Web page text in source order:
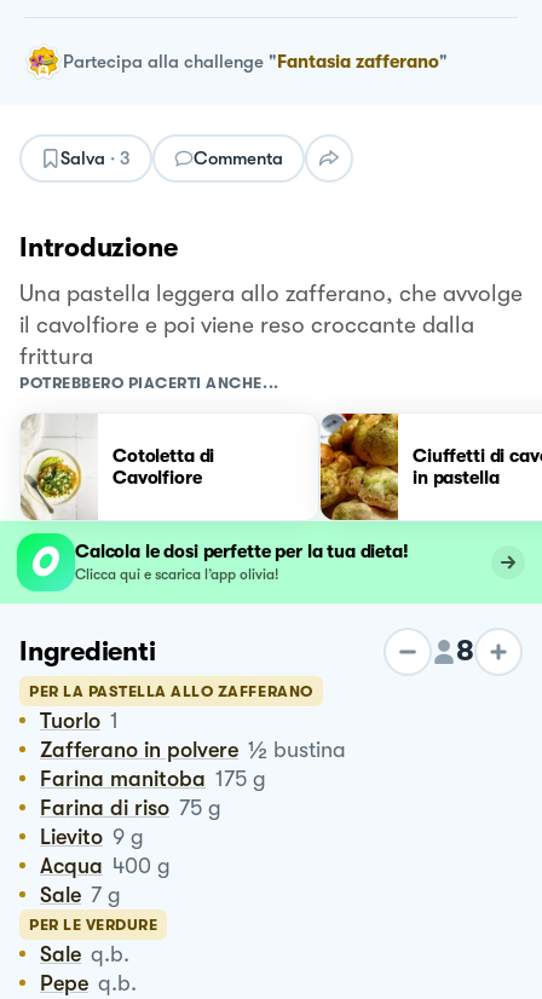
Partecipa alla challenge "Fantasia zafferano"
Salva · 3 Commenta
Introduzione
Una pastella leggera allo zafferano, che avvolge
il cavolfiore e poi viene reso croccante dalla
frittura
POTREBBERO PIACERTI ANCHE...
Cotoletta di
Cavolfiore
Ciuffetti di
in pastella
Calcola le dosi perfette per la tua dieta!
Clicca qui e scarica l’app olivia!
Ingredienti 8
PER LA PASTELLA ALLO ZAFFERANO
Tuorlo 1
Zafferano in polvere ½ bustina
Farina manitoba 175 g
Farina di riso 75 g
Lievito 9 g
Acqua 400 g
Sale 7 g
PER LE VERDURE
Sale q.b.
Pepe q.b.